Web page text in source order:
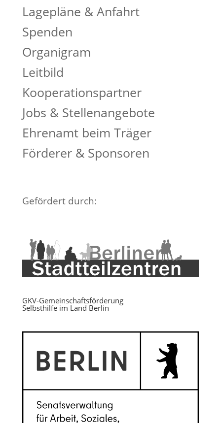
Lagepläne & Anfahrt
Spenden
Organigram
Leitbild
Kooperationspartner
Jobs & Stellenangebote
Ehrenamt beim Träger
Förderer & Sponsoren
Gefördert durch:
GKV-Gemeinschaftsförderung
Selbsthilfe im Land Berlin